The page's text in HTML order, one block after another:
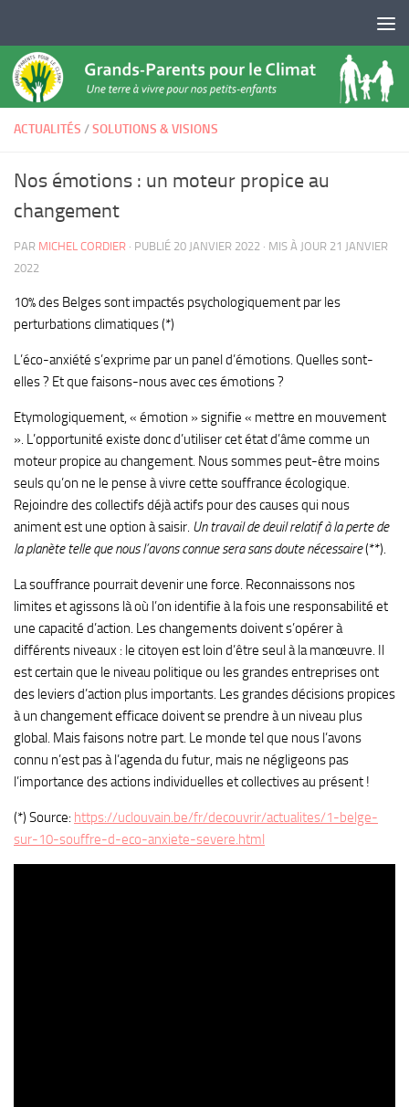
ACTUALITÉS /SOLUTIONS & VISIONS
Nos émotions : un moteur propice au
changement
PAR MICHEL CORDIER · PUBLIÉ 20 JANVIER 2022 · MIS À JOUR 21 JANVIER
2022
10% des Belges sont impactés psychologiquement par les
perturbations climatiques (*)
L’éco-anxiété s’exprime par un panel d’émotions. Quelles sont-
elles ? Et que faisons-nous avec ces émotions ?
Etymologiquement, « émotion » signifie « mettre en mouvement
». L’opportunité existe donc d’utiliser cet état d’âme comme un
moteur propice au changement. Nous sommes peut-être moins
seuls qu’on ne le pense à vivre cette souffrance écologique.
Rejoindre des collectifs déjà actifs pour des causes qui nous
animent est une option à saisir. Un travail de deuil relatif à la perte de
la planète telle que nous l’avons connue sera sans doute nécessaire(**).
La souffrance pourrait devenir une force. Reconnaissons nos
limites et agissons là où l’on identifie à la fois une responsabilité et
une capacité d’action. Les changements doivent s’opérer à
différents niveaux : le citoyen est loin d’être seul à la manœuvre. Il
est certain que le niveau politique ou les grandes entreprises ont
des leviers d’action plus importants. Les grandes décisions propices
à un changement efficace doivent se prendre à un niveau plus
global. Mais faisons notre part. Le monde tel que nous l’avons
connu n’est pas à l’agenda du futur, mais ne négligeons pas
l’importance des actions individuelles et collectives au présent !
(*) Source: https://uclouvain.be/fr/decouvrir/actualites/1-belge-
sur-10-souffre-d-eco-anxiete-severe.html